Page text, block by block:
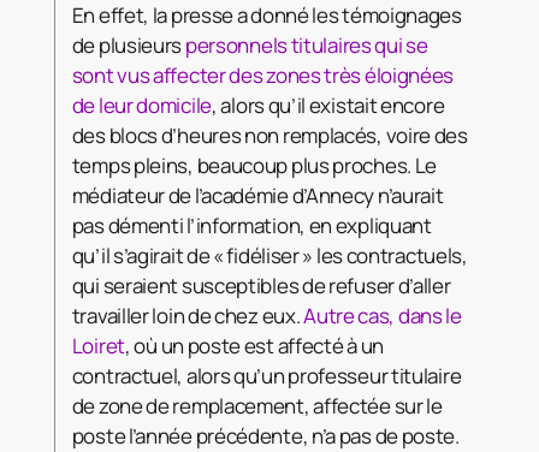
En effet, la presse a donné les témoignages
de plusieurspersonnels titulaires qui se
sont vus affecter des zones très éloignées
de leur domicile, alors qu’il existait encore
des blocs d’heures non remplacés, voire des
temps pleins, beaucoup plus proches. Le
médiateur de l’académie d’Annecy n’aurait
pas démenti l’information, en expliquant
qu’il s’agirait de « fidéliser » les contractuels,
qui seraient susceptibles de refuser d’aller
travailler loin de chez eux.Autre cas, dans le
Loiret, où un poste est affecté à un
contractuel, alors qu’un professeur titulaire
de zone de remplacement, affectée sur le
poste l’année précédente, n’a pas de poste.